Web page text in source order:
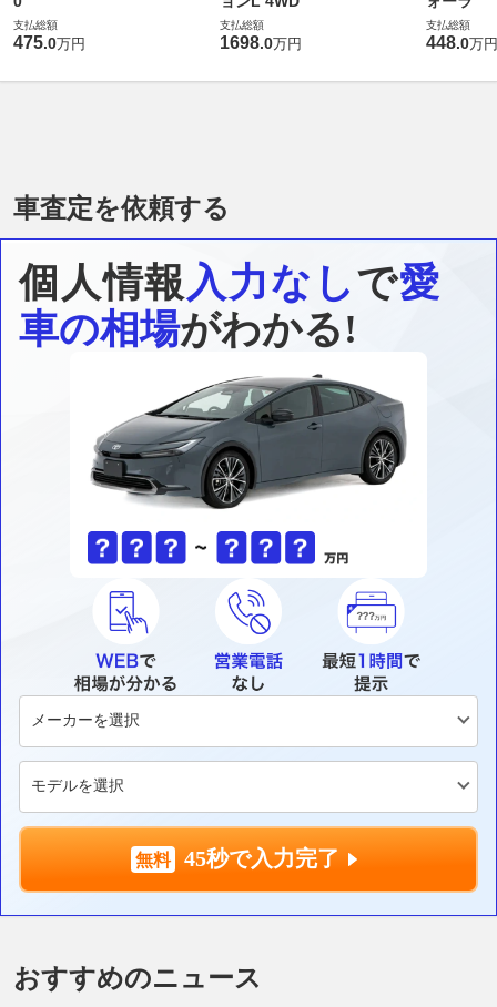
支払総額
475.0万円
支払総額
1698.0万円
支払総額
448.0万円
車査定を依頼する
個人情報 入力なしで愛
車の相場がわかる!
45秒で入力完了
おすすめのニュース